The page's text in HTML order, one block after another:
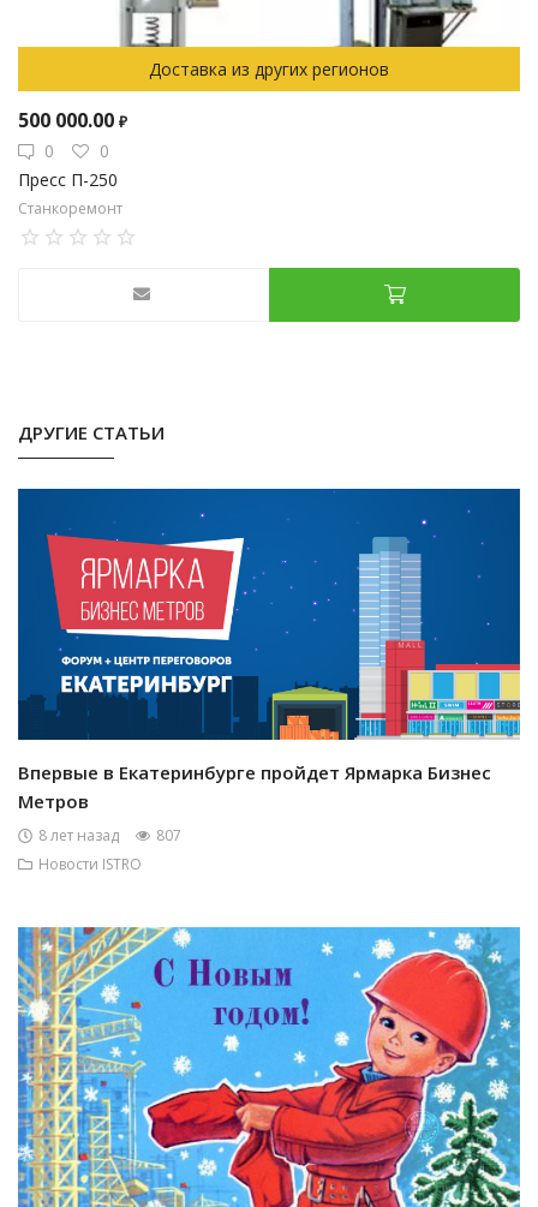
Доставка из других регионов
500 000.00 ₽
0
0
Пресс П-250
Станкоремонт
ДРУГИЕ СТАТЬИ
Впервые в Екатеринбурге пройдет Ярмарка Бизнес
Метров
8 лет назад
807
Новости ISTRO